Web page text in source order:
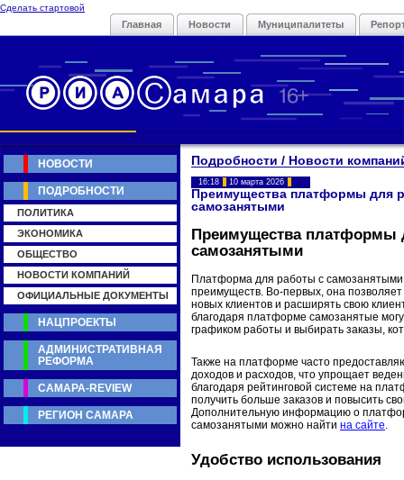
Сделать стартовой
Главная Новости Муниципалитеты
Подробности / Новости
16:18 10 марта 2026
Преимущества платформы для
самозанятыми
Преимущества платформы
самозанятыми
Платформа для работы с
преимуществ. Во-первых, она
новых клиентов и расширять свою
благодаря платформе самозанятые
графиком работы и выбирать заказы,
Также на платформе часто
доходов и расходов, что упрощает
благодаря рейтинговой системе на
получить больше заказов и повысить
Дополнительную информацию о
самозанятыми можно найти на сайте.
Удобство использования
НОВОСТИ
ПОДРОБНОСТИ
ПОЛИТИКА
ЭКОНОМИКА
ОБЩЕСТВО
НОВОСТИ КОМПАНИЙ
ОФИЦИАЛЬНЫЕ ДОКУМЕНТЫ
НАЦПРОЕКТЫ
АДМИНИСТРАТИВНАЯ
РЕФОРМА
САМАРА-REVIEW
РЕГИОН САМАРА